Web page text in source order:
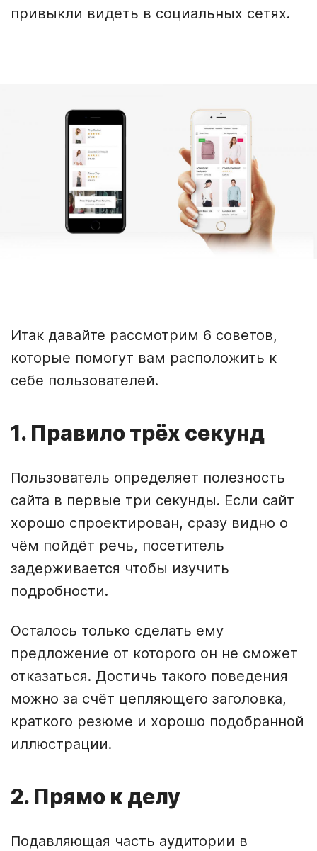
привыкли видеть в социальных сетях.
Итак давайте рассмотрим 6 советов,
которые помогут вам расположить к
себе пользователей.
1. Правило трёх секунд
Пользователь определяет полезность
сайта в первые три секунды. Если сайт
хорошо спроектирован, сразу видно о
чём пойдёт речь, посетитель
задерживается чтобы изучить
подробности.
Осталось только сделать ему
предложение от которого он не сможет
отказаться. Достичь такого поведения
можно за счёт цепляющего заголовка,
краткого резюме и хорошо подобранной
иллюстрации.
2. Прямо к делу
Подавляющая часть аудитории в